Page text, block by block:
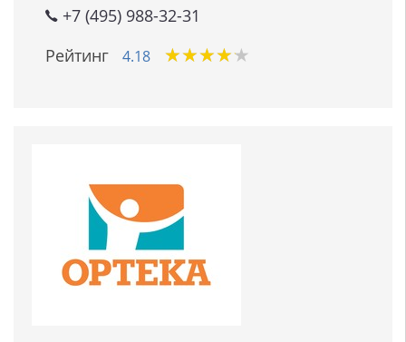
+7 (495) 988-32-31
Рейтинг
4.18 ★★★★★
★★★★★